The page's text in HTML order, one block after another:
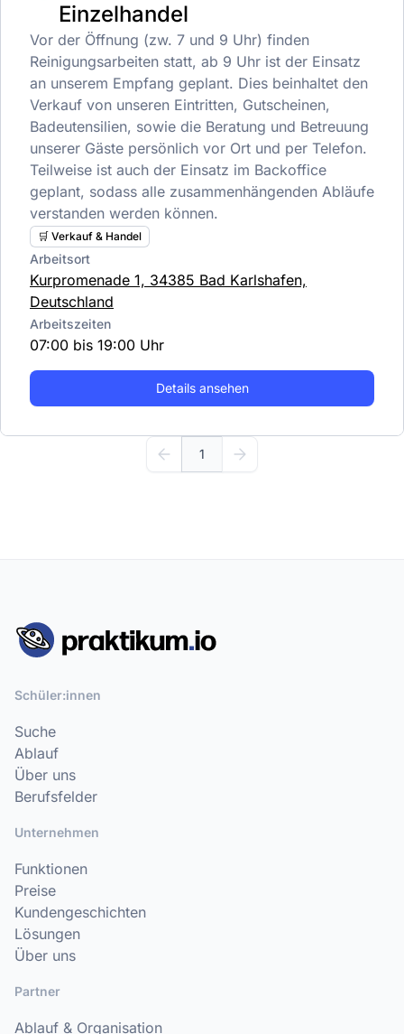
Einzelhandel
Vor der Öffnung (zw. 7 und 9 Uhr) finden
Reinigungsarbeiten statt, ab 9 Uhr ist der Einsatz
an unserem Empfang geplant. Dies beinhaltet den
Verkauf von unseren Eintritten, Gutscheinen,
Badeutensilien, sowie die Beratung und Betreuung
unserer Gäste persönlich vor Ort und per Telefon.
Teilweise ist auch der Einsatz im Backoffice
geplant, sodass alle zusammenhängenden Abläufe
verstanden werden können.
🛒 Verkauf & Handel
Arbeitsort
Kurpromenade 1, 34385 Bad Karlshafen,
Deutschland
Arbeitszeiten
07:00 bis 19:00 Uhr
Details ansehen
1
Schüler:innen
Suche
Ablauf
Über uns
Berufsfelder
Unternehmen
Funktionen
Preise
Kundengeschichten
Lösungen
Über uns
Partner
Ablauf & Organisation